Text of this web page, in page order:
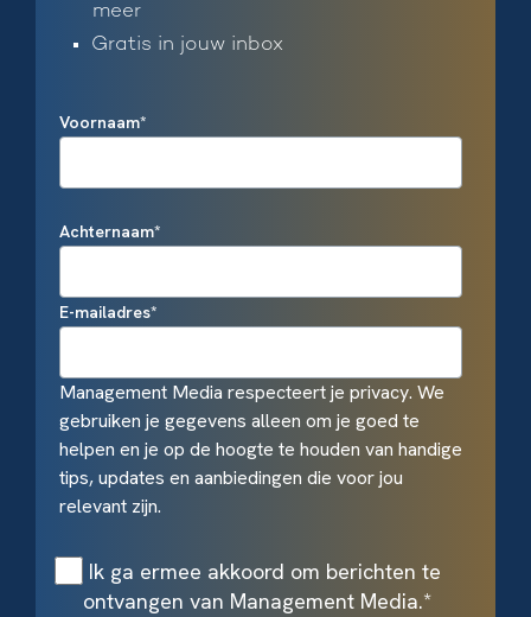
meer
Gratis in jouw inbox
Voornaam*
Achternaam*
E-mailadres*
Management Media respecteert je privacy. We
gebruiken je gegevens alleen om je goed te
helpen en je op de hoogte te houden van handige
tips, updates en aanbiedingen die voor jou
relevant zijn.
Ik ga ermee akkoord om berichten te
ontvangen van Management Media.*